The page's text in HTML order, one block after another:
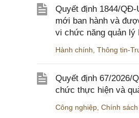
Quyết định 1844/
mới ban hành và
vi chức năng quản lý
Hành chính Thông tin-
Quyết định 67/2026/
chức thực hiện và
Công nghiệp Chính sách